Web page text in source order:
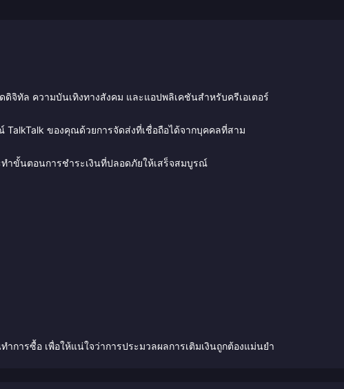
จิทัล ความบันเทิงทางสังคม และแอปพลิเคชันสำหรับครีเอเตอร์
TalkTalk ของคุณด้วยการจัดส่งที่เชื่อถือได้จากบุคคลที่สาม
ำขั้นตอนการชำระเงินที่ปลอดภัยให้เสร็จสมบูรณ์
การซื้อ เพื่อให้แน่ใจว่าการประมวลผลการเติมเงินถูกต้องแม่นยำ